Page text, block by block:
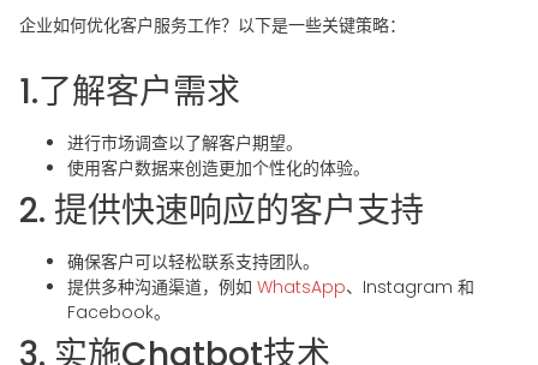
企业如何优化客户服务工作？以下是一些关键策略：
1.了解客户需求
进行市场调查以了解客户期望。
使用客户数据来创造更加个性化的体验。
2. 提供快速响应的客户支持
确保客户可以轻松联系支持团队。
提供多种沟通渠道，例如 WhatsApp、Instagram 和
Facebook。
3. 实施Chatbot技术